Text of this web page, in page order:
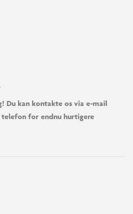
Du kan kontakte os via e-mail
for endnu hurtigere